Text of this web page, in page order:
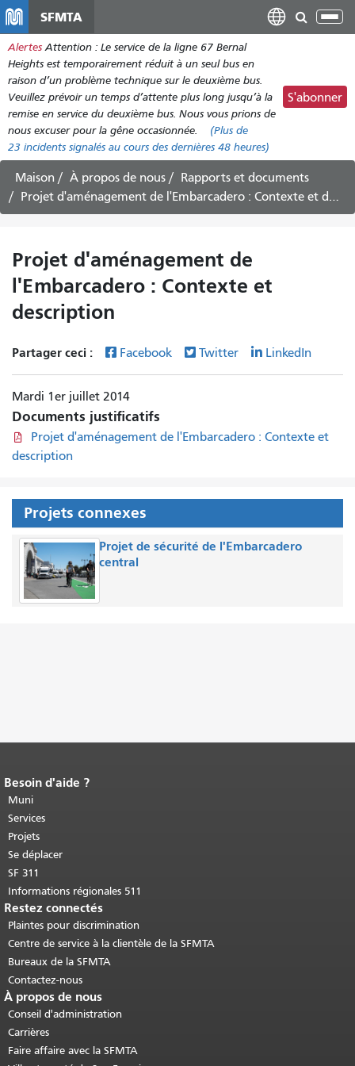
contenu
principal
SFMTA
Alertes Attention : Le service de la ligne 67 Bernal
Heights est temporairement réduit à un seul bus en
raison d’un problème technique sur le deuxième bus.
Veuillez prévoir un temps d’attente plus long jusqu’à la
remise en service du deuxième bus. Nous vous prions de
nous excuser pour la gêne occasionnée.
(Plus de
23 incidents signalés au cours des dernières 48 heures)
S'abonner
Maison À propos de nous
Rapports et documents
Projet d'aménagement de l'Embarcadero : Contexte et description
Projet d'aménagement de
l'Embarcadero : Contexte et
description
Partager ceci : Facebook Twitter LinkedIn
Mardi 1er juillet 2014
Documents justificatifs
Projet d'aménagement de l'Embarcadero : Contexte et
description
Projets connexes
Projet de sécurité de l'Embarcadero
central
Fin du contenu de la page.
cette page se répète sur chaque page.
Retour au haut du contenu principal
Besoin d'aide ?
Muni
Services
Projets
Se déplacer
SF 311
Informations régionales 511
Restez connectés
Plaintes pour discrimination
Centre de service à la clientèle de la SFMTA
Bureaux de la SFMTA
Contactez-nous
À propos de nous
Conseil d'administration
Carrières
Faire affaire avec la SFMTA